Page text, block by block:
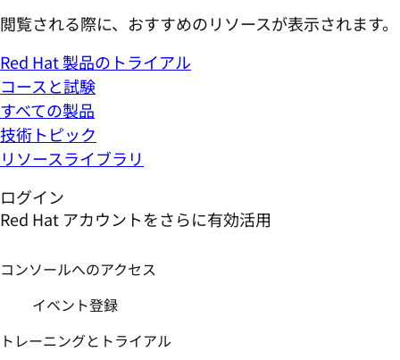
閲覧される際に、おすすめのリソースが表示されます。
Red Hat 製品のトライアル
コースと試験
すべての製品
技術トピック
リソースライブラリ
ログイン
Red Hat アカウントをさらに有効活用
コンソールへのアクセス
イベント登録
トレーニングとトライアル